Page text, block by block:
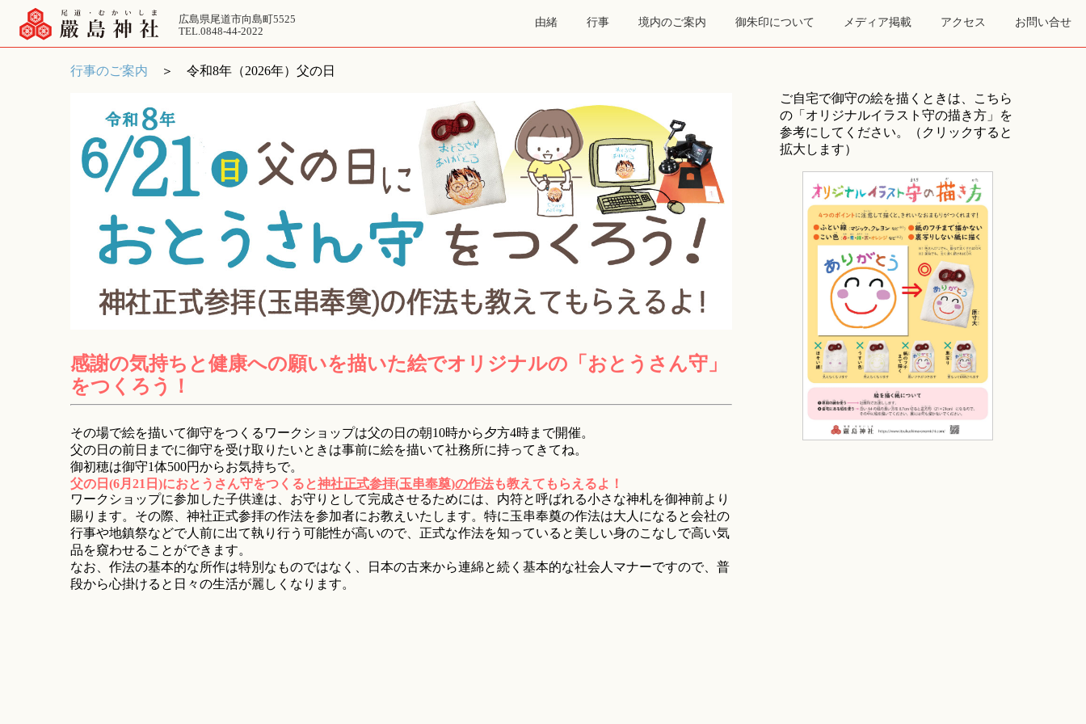
広島県尾道市向島町5525
TEL.0848-44-2022
由緒 行事 境内のご案内 御朱印について メディア掲載 アクセス お問い合せ
行事のご案内 ＞ 令和8年（2026年）父の日
感謝の気持ちと健康への願いを描いた絵でオリジナルの「おとうさん守」
をつくろう！
その場で絵を描いて御守をつくるワークショップは父の日の朝10時から夕方4時まで開催。
父の日の前日までに御守を受け取りたいときは事前に絵を描いて社務所に持ってきてね。
御初穂は御守1体500円からお気持ちで。
父の日(6月21日)におとうさん守をつくると神社正式参拝(玉串奉奠)の作法も教えてもらえるよ！
ワークショップに参加した子供達は、お守りとして完成させるためには、内符と呼ばれる小さな神札を御神前より
賜ります。その際、神社正式参拝の作法を参加者にお教えいたします。特に玉串奉奠の作法は大人になると会社の
行事や地鎮祭などで人前に出て執り行う可能性が高いので、正式な作法を知っていると美しい身のこなしで高い気
品を窺わせることができます。
なお、作法の基本的な所作は特別なものではなく、日本の古来から連綿と続く基本的な社会人マナーですので、普
段から心掛けると日々の生活が麗しくなります。
ご自宅で御守の絵を描くときは、こちら
の「オリジナルイラスト守の描き方」を
参考にしてください。（クリックすると
拡大します）